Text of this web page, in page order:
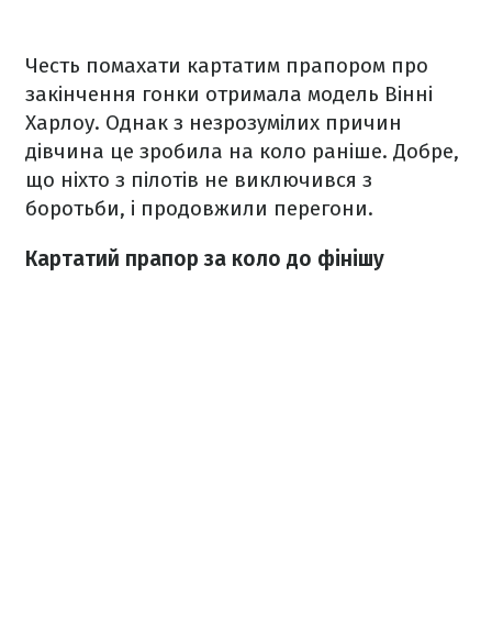
Честь помахати картатим прапором про
закінчення гонки отримала модель Вінні
Харлоу. Однак з незрозумілих причин
дівчина це зробила на коло раніше. Добре,
що ніхто з пілотів не виключився з
боротьби, і продовжили перегони.
Картатий прапор за коло до фінішу